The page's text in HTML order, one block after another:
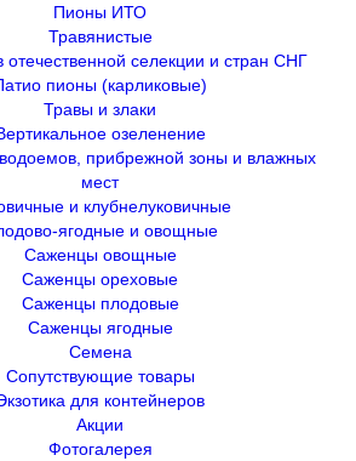
Пионы ИТО
Травянистые
отечественной селекции и стран СНГ
пионы (карликовые)
Травы и злаки
озеленение
прибрежной зоны и влажных
мест
и клубнелуковичные
ягодные и овощные
Саженцы овощные
Саженцы ореховые
Саженцы плодовые
Саженцы ягодные
Семена
Сопутствующие товары
для контейнеров
Акции
Фотогалерея